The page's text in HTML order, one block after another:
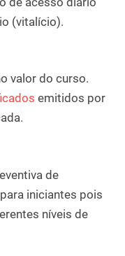
(vitalício).
valor do curso.
emitidos por
de
iniciantes pois
níveis de